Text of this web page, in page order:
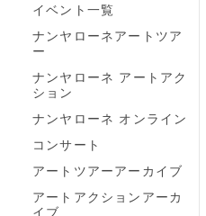
イベント一覧
ナンヤローネアートツア
ー
ナンヤローネ アートアク
ション
ナンヤローネ オンライン
コンサート
アートツアーアーカイブ
アートアクションアーカ
イブ